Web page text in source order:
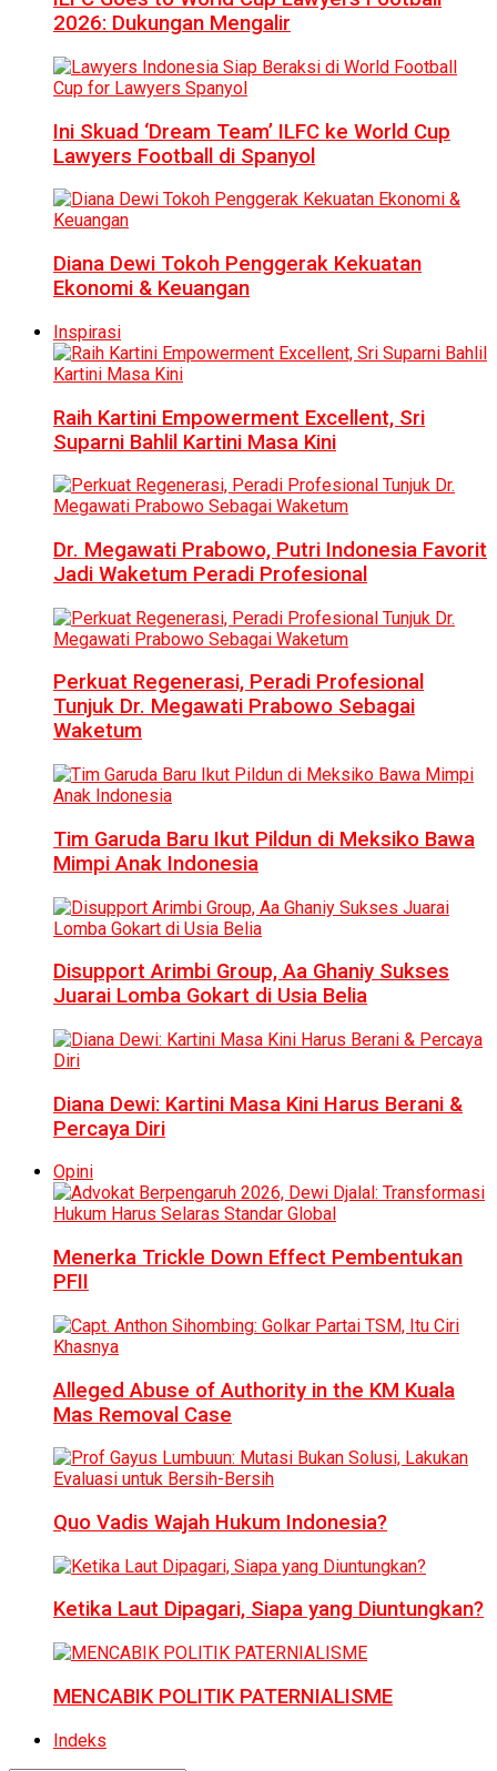
2026: Dukungan Mengalir
Ini Skuad ‘Dream Team’ ILFC ke World Cup
Lawyers Football di Spanyol
Diana Dewi Tokoh Penggerak Kekuatan
Ekonomi & Keuangan
Inspirasi
Raih Kartini Empowerment Excellent, Sri
Suparni Bahlil Kartini Masa Kini
Dr. Megawati Prabowo, Putri Indonesia Favorit
Jadi Waketum Peradi Profesional
Perkuat Regenerasi, Peradi Profesional
Tunjuk Dr. Megawati Prabowo Sebagai
Waketum
Tim Garuda Baru Ikut Pildun di Meksiko Bawa
Mimpi Anak Indonesia
Disupport Arimbi Group, Aa Ghaniy Sukses
Juarai Lomba Gokart di Usia Belia
Diana Dewi: Kartini Masa Kini Harus Berani &
Percaya Diri
Opini
Menerka Trickle Down Effect Pembentukan
PFII
Alleged Abuse of Authority in the KM Kuala
Mas Removal Case
Quo Vadis Wajah Hukum Indonesia?
Ketika Laut Dipagari, Siapa yang Diuntungkan?
MENCABIK POLITIK PATERNIALISME
Indeks